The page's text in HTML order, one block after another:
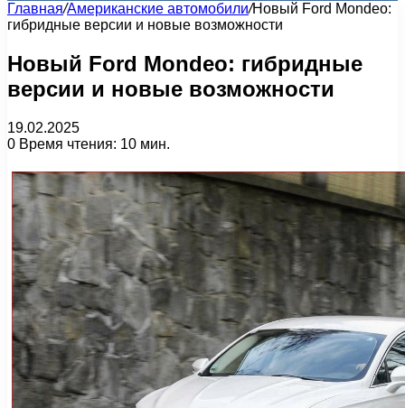
Главная/Американские автомобили/Новый Ford Mondeo:
гибридные версии и новые возможности
Новый Ford Mondeo: гибридные
версии и новые возможности
19.02.2025
0 Время чтения: 10 мин.